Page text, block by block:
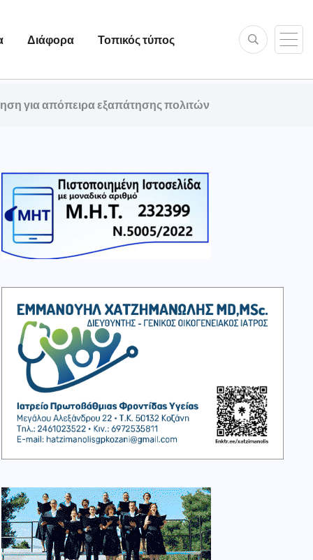
Διάφορα Τοπικός τύπος
για απόπειρα εξαπάτησης πολιτών